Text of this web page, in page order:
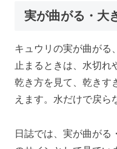
実が曲がる・大
キュウリの実が曲がる
止まるときは、水切れ
乾き方を見て、乾きす
えます。水だけで戻ら
日誌では、実が曲がる